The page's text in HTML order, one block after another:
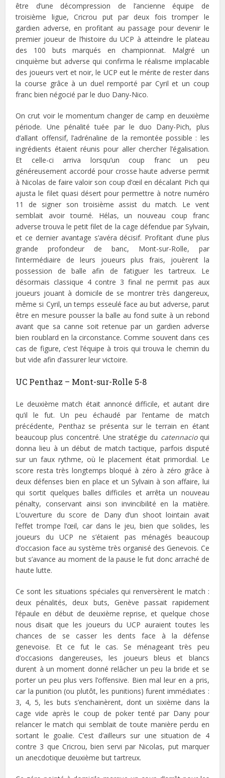
être d’une décompression de l’ancienne équipe de
troisième ligue, Cricrou put par deux fois tromper le
gardien adverse, en profitant au passage pour devenir le
premier joueur de l’histoire du UCP à atteindre le plateau
des 100 buts marqués en championnat. Malgré un
cinquième but adverse qui confirma le réalisme implacable
des joueurs vert et noir, le UCP eut le mérite de rester dans
la course grâce à un duel remporté par Cyril et un coup
franc bien négocié par le duo Dany-Nico.
On crut voir le momentum changer de camp en deuxième
période. Une pénalité tuée par le duo Dany-Pich, plus
d’allant offensif, l’adrénaline de la remontée possible : les
ingrédients étaient réunis pour aller chercher l’égalisation.
Et celle-ci arriva lorsqu’un coup franc un peu
généreusement accordé pour crosse haute adverse permit
à Nicolas de faire valoir son coup d’œil en décalant Pich qui
ajusta le filet quasi désert pour permettre à notre numéro
11 de signer son troisième assist du match. Le vent
semblait avoir tourné. Hélas, un nouveau coup franc
adverse trouva le petit filet de la cage défendue par Sylvain,
et ce dernier avantage s’avéra décisif. Profitant d’une plus
grande profondeur de banc, Mont-sur-Rolle, par
l’intermédiaire de leurs joueurs plus frais, jouèrent la
possession de balle afin de fatiguer les tartreux. Le
désormais classique 4 contre 3 final ne permit pas aux
joueurs jouant à domicile de se montrer très dangereux,
même si Cyril, un temps esseulé face au but adverse, parut
être en mesure pousser la balle au fond suite à un rebond
avant que sa canne soit retenue par un gardien adverse
bien roublard en la circonstance. Comme souvent dans ces
cas de figure, c’est l’équipe à trois qui trouva le chemin du
but vide afin d’assurer leur victoire.
UC Penthaz – Mont-sur-Rolle 5-8
Le deuxième match était annoncé difficile, et autant dire
qu’il le fut. Un peu échaudé par l’entame de match
précédente, Penthaz se présenta sur le terrain en étant
beaucoup plus concentré. Une stratégie du catennacioqui
donna lieu à un début de match tactique, parfois disputé
sur un faux rythme, où le placement était primordial. Le
score resta très longtemps bloqué à zéro à zéro grâce à
deux défenses bien en place et un Sylvain à son affaire, lui
qui sortit quelques balles difficiles et arrêta un nouveau
pénalty, conservant ainsi son invincibilité en la matière.
L’ouverture du score de Dany d’un shoot lointain avait
l’effet trompe l’œil, car dans le jeu, bien que solides, les
joueurs du UCP ne s’étaient pas ménagés beaucoup
d’occasion face au système très organisé des Genevois. Ce
but s’avance au moment de la pause le fut donc arraché de
haute lutte.
Ce sont les situations spéciales qui renversèrent le match :
deux pénalités, deux buts, Genève passait rapidement
l’épaule en début de deuxième reprise, et quelque chose
nous disait que les joueurs du UCP auraient toutes les
chances de se casser les dents face à la défense
genevoise. Et ce fut le cas. Se ménageant très peu
d’occasions dangereuses, les joueurs bleus et blancs
durent à un moment donné relâcher un peu la bride et se
porter un peu plus vers l’offensive. Bien mal leur en a pris,
car la punition (ou plutôt, les punitions) furent immédiates :
3, 4, 5, les buts s’enchainèrent, dont un sixième dans la
cage vide après le coup de poker tenté par Dany pour
relancer le match qui semblait de toute manière perdu en
sortant le goalie. C’est d’ailleurs sur une situation de 4
contre 3 que Cricrou, bien servi par Nicolas, put marquer
un anecdotique deuxième but tartreux.